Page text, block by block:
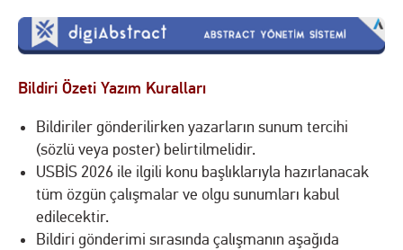
Bildiri Özeti Yazım Kuralları
Bildiriler gönderilirken yazarların sunum tercihi
(sözlü veya poster) belirtilmelidir.
USBİS 2026 ile ilgili konu başlıklarıyla hazırlanacak
tüm özgün çalışmalar ve olgu sunumları kabul
edilecektir.
Bildiri gönderimi sırasında çalışmanın aşağıda